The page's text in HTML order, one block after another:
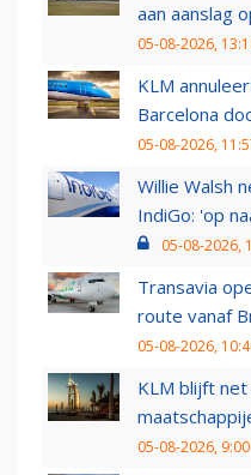
aan aanslag
05-08-2026,
KLM
Barcelona
05-08-2026,
Willie Walsh
IndiGo: 'op
05-08-2026,
Transavia
route vanaf
05-08-2026,
KLM blijft
05-08-2026, 9:00